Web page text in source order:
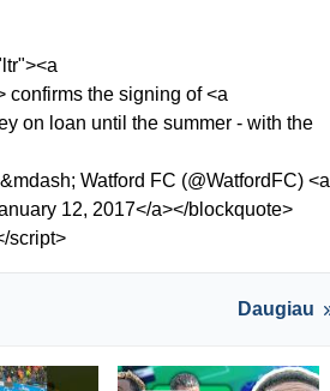
confirms the signing of <a
on loan until the summer - with the
Watford FC (@WatfordFC) <a
12, 2017</a></blockquote>
script>
Daugiau